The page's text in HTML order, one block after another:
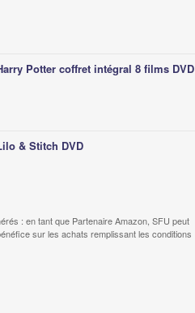
Potter coffret intégral 8 films DVD
& Stitch DVD
: en tant que Partenaire Amazon, SFU peut
sur les achats remplissant les conditions